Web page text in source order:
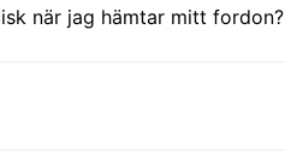
när jag hämtar mitt fordon?